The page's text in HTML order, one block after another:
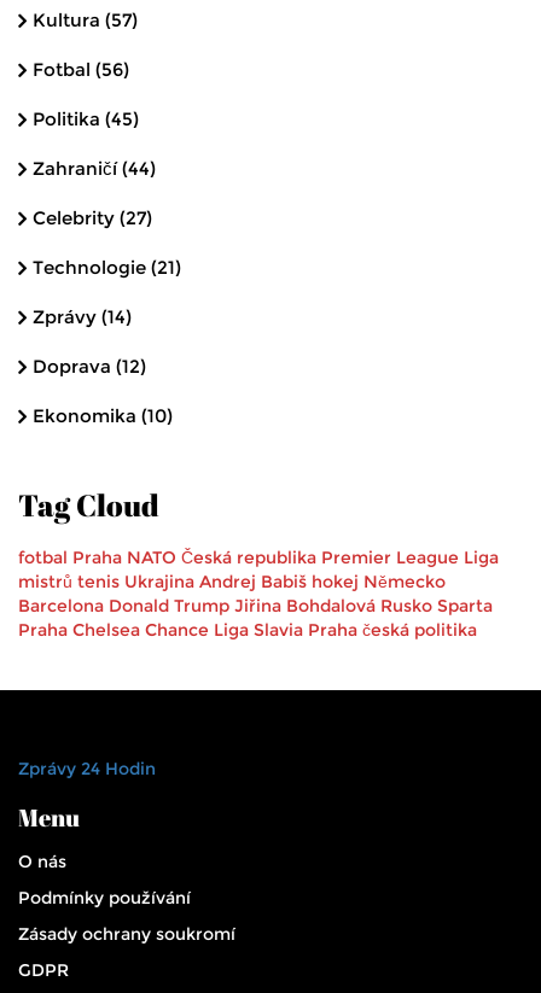
Kultura (57)
Fotbal (56)
Politika (45)
Zahraničí(44)
Celebrity (27)
Technologie (21)
Zprávy (14)
Doprava (12)
Ekonomika (10)
Tag Cloud
fotbal Praha NATO Česká republika Premier League Liga
mistrů tenis Ukrajina Andrej Babiš hokej Německo
Barcelona Donald Trump Jiřina Bohdalová Rusko Sparta
Praha Chelsea Chance Liga Slavia Praha česká politika
Zprávy 24 Hodin
Menu
O nás
Podmínky používání
Zásady ochrany soukromí
GDPR